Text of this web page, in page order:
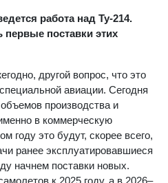
работа над Ту-214.
первые поставки этих
другой вопрос, что это
авиации. Сегодня
производства и
в коммерческую
году это будут, скорее всего,
ранее эксплуатировавшиеся
начнем поставки новых.
к 2025 году, а в 2026–